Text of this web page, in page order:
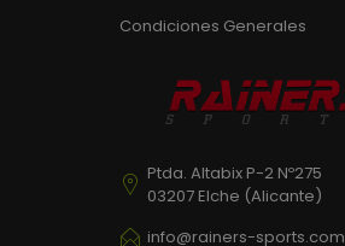
Condiciones Generales
Ptda. Altabix P-2 Nº275
03207 Elche (Alicante)
info@rainers-sports.com